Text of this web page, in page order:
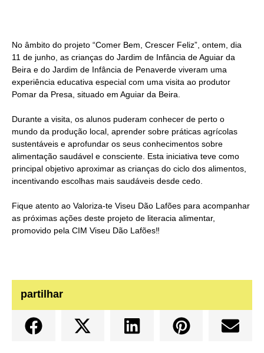
No âmbito do projeto “Comer Bem, Crescer Feliz”, ontem, dia
11 de junho, as crianças do Jardim de Infância de Aguiar da
Beira e do Jardim de Infância de Penaverde viveram uma
experiência educativa especial com uma visita ao produtor
Pomar da Presa, situado em Aguiar da Beira.
Durante a visita, os alunos puderam conhecer de perto o
mundo da produção local, aprender sobre práticas agrícolas
sustentáveis e aprofundar os seus conhecimentos sobre
alimentação saudável e consciente. Esta iniciativa teve como
principal objetivo aproximar as crianças do ciclo dos alimentos,
incentivando escolhas mais saudáveis desde cedo.
Fique atento ao Valoriza-te Viseu Dão Lafões para acompanhar
as próximas ações deste projeto de literacia alimentar,
promovido pela CIM Viseu Dão Lafões‼
partilhar